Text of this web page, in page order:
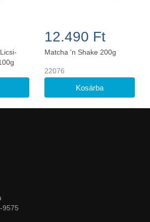
12.490 Ft
Matcha 'n Shake 200g
22076
9575